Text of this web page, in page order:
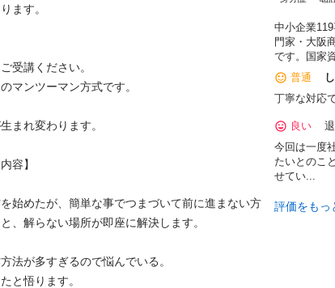
ます。
受講ください。
マンツーマン方式です。
まれ変わります。
容】
を始めたが、簡単な事でつまづいて前に進まない方
、解らない場所が即座に解決します。
法が多すぎるので悩んでいる。
と悟ります。
中小企業
門家・大阪
です。国家
普通
丁寧な対応
良い
今回は一度
たいとのこ
せてい...
評価をもっ